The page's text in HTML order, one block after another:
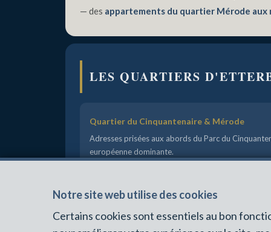
— des appartements du quartier Mérode aux
LES QUARTIERS
Quartier du Cinquantenaire & Mérode
Adresses prisées aux abords du Parc du
européenne dominante.
À deux pas des institutions européennes.
Notre site web utilise des cookies
Certains cookies sont essentiels au bon